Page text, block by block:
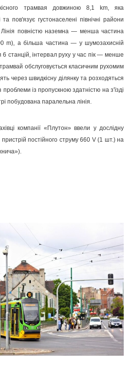
трамвая довжиною 8,1 km, яка
пов'язує густонаселені північні райони
Лінія повністю наземна — менша частина
m), а більша частина — у шумозахисній
6 станцій, інтервал руху у час пік — менше
обслуговується класичним рухомим
через швидкісну ділянку та розходяться
проблеми із пропускною здатністю на з'їзді
побудована паралельна лінія.
компанії «Плутон» ввели у дослідну
постійного струму 660 V (1 шт.) на